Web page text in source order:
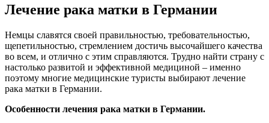
Лечение рака матки в Германии
Немцы славятся своей правильностью, требовательностью,
щепетильностью, стремлением достичь высочайшего качества
во всем, и отлично с этим справляются. Трудно найти страну с
настолько развитой и эффективной медициной – именно
поэтому многие медицинские туристы выбирают лечение
рака матки в Германии.
Особенности лечения рака матки в Германии.